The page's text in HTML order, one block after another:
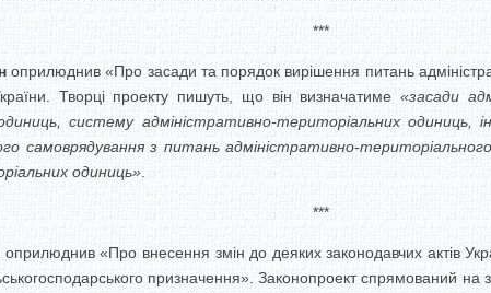
***
оприлюднив «Про засади та порядок вирішення питань
Творці проекту пишуть, що він визначатиме «засади
систему адміністративно-територіальних одиниць,
самоврядування з питань адміністративно-
одиниць»
***
оприлюднив «Про внесення змін до деяких законодавчих актів
призначення». Законопроект спрямований на